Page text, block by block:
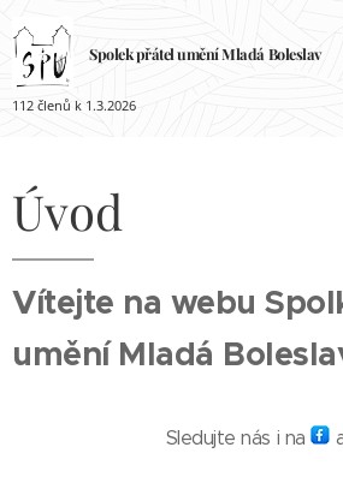
Spolek přátel uměníMladá Boleslav
112 členů k 1.3.2026
Úvod
Vítejte na webu
umění Mladá
Sledujte nás i na